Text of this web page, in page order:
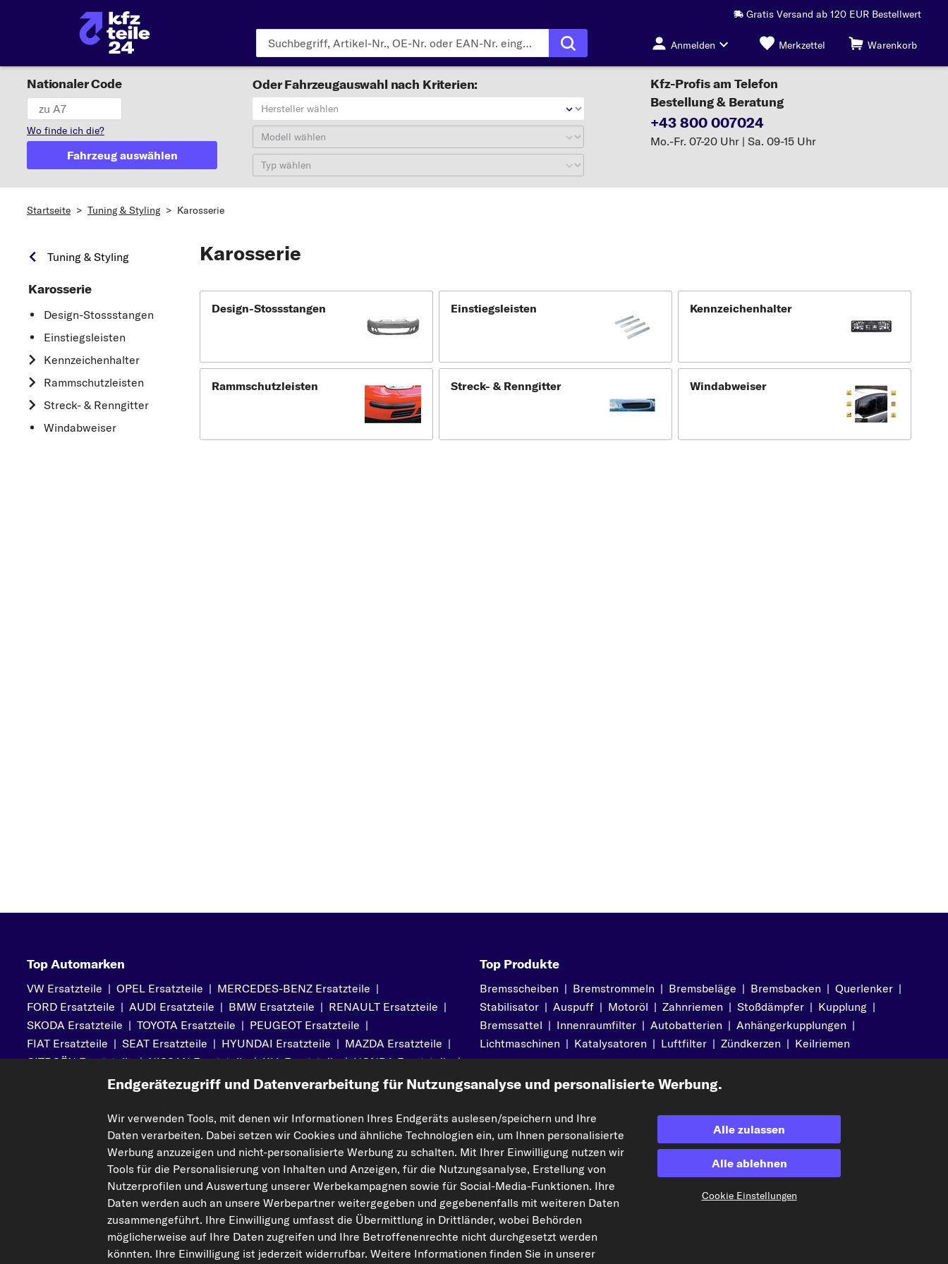
Gratis Versand ab 120 EUR Bestellwert
Anmelden Merkzettel Warenkorb
Nationaler Code
Wo finde ich die?
Fahrzeug auswählen
Oder Fahrzeugauswahl nach Kriterien:
Hersteller wählen
Modell wählen
Typ wählen
Kfz-Profis am Telefon
Bestellung & Beratung
+43 800 007024
Mo.-Fr. 07-20 Uhr | Sa. 09-15 Uhr
Startseite > Tuning & Styling > Karosserie
Tuning & Styling
Karosserie
Design-Stossstangen
Einstiegsleisten
Kennzeichenhalter
Rammschutzleisten
Streck- & Renngitter
Windabweiser
Karosserie
Design-Stossstangen Einstiegsleisten Kennzeichenhalter
Rammschutzleisten Streck- & Renngitter Windabweiser
Top Automarken
VW Ersatzteile | OPEL Ersatzteile | MERCEDES-BENZ Ersatzteile |
FORD Ersatzteile | AUDI Ersatzteile | BMW Ersatzteile | RENAULT Ersatzteile |
SKODA Ersatzteile | TOYOTA Ersatzteile | PEUGEOT Ersatzteile |
FIAT Ersatzteile | SEAT Ersatzteile | HYUNDAI Ersatzteile | MAZDA Ersatzteile |
CITROËN Ersatzteile | NISSAN Ersatzteile | KIA Ersatzteile | HONDA Ersatzteile |
MITSUBISHI Ersatzteile | VOLVO Ersatzteile
Top Produkte
Bremsscheiben | Bremstrommeln | Bremsbeläge | Bremsbacken | Querlenker |
Stabilisator | Auspuff | Motoröl | Zahnriemen | Stoßdämpfer | Kupplung |
Bremssattel | Innenraumfilter | Autobatterien | Anhängerkupplungen |
Lichtmaschinen | Katalysatoren | Luftfilter | Zündkerzen | Keilriemen
Mehr von kfzteile24
Corporate Website
Hilfe & Support
Kontakt
FAQs
Zahlung
Versandinfo
Retouren & Garantie
Rechtliches
Impressum
Datenschutz
AGBs
Widerrufsrecht
Cookie-Einstellungen
Akzeptierte Zahlungsarten
Endgerätezugriff und Datenverarbeitung für Nutzungsanalyse und personalisierte Werbung.
Wir verwenden Tools, mit denen wir Informationen Ihres Endgeräts auslesen/speichern und Ihre
Daten verarbeiten. Dabei setzen wir Cookies und ähnliche Technologien ein, um Ihnen personalisierte
Werbung anzuzeigen und nicht-personalisierte Werbung zu schalten. Mit Ihrer Einwilligung nutzen wir
Tools für die Personalisierung von Inhalten und Anzeigen, für die Nutzungsanalyse, Erstellung von
Nutzerprofilen und Auswertung unserer Werbekampagnen sowie für Social-Media-Funktionen. Ihre
Daten werden auch an unsere Werbepartner weitergegeben und gegebenenfalls mit weiteren Daten
zusammengeführt. Ihre Einwilligung umfasst die Übermittlung in Drittländer, wobei Behörden
möglicherweise auf Ihre Daten zugreifen und Ihre Betroffenenrechte nicht durchgesetzt werden
könnten. Ihre Einwilligung ist jederzeit widerrufbar. Weitere Informationen finden Sie in unserer
Alle zulassen
Alle ablehnen
Cookie Einstellungen